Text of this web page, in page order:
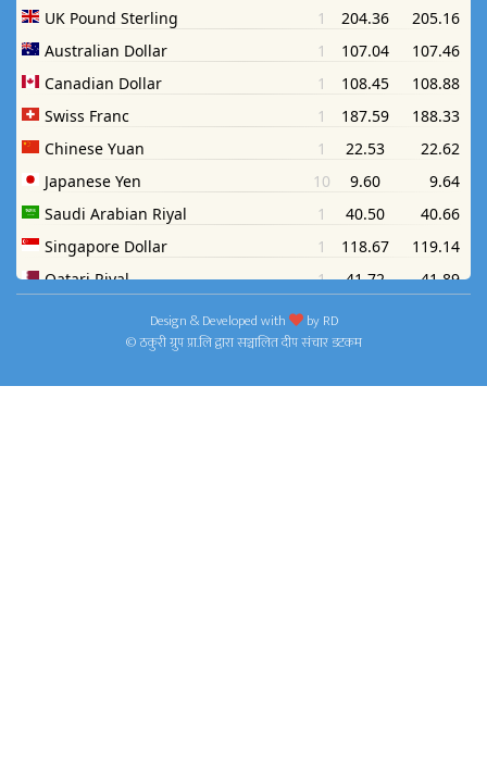
Design & Developed with byRD
© ठकुरी ग्रुप प्रा.लि द्वारा सञ्चालित दीप संचार डटकम